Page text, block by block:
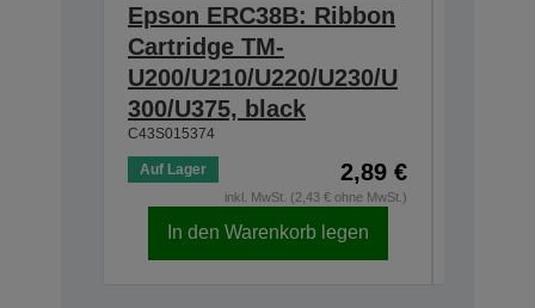
Epson ERC38B: Ribbon
Cartridge TM-
U200/U210/U220/U230/U
300/U375, black
C43S015374
Auf Lager 2,89 €
inkl. MwSt. (2,43 € ohne MwSt.)
In den Warenkorb legen